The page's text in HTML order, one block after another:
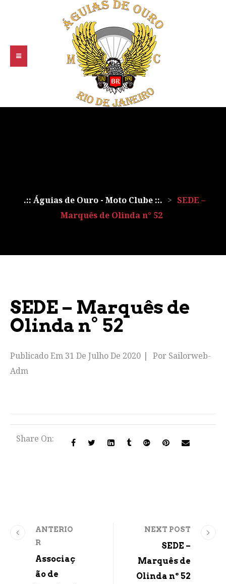
.:: Águias de Ouro - Moto Clube ::. > SEDE –
Marquês de Olinda n° 52
SEDE – Marquês de
Olinda n° 52
Publicado Em 31 De Julho De 2020 Por Sailorweb-
Adm
Share On:
ANTERIO
R
Associaç
ão de
NEXT POST
SEDE –
Marquês de
Olinda nº 52